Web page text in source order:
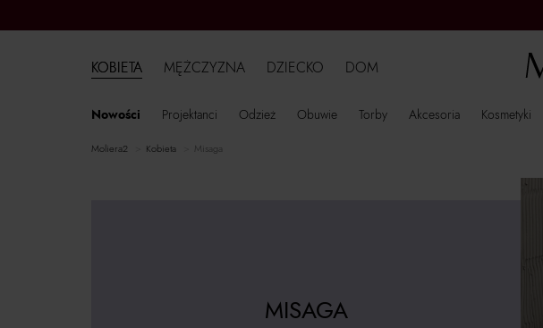
KOBIETA
Nowości Projektanci Odzież Obuwie Torby Akcesoria Kosmetyki
MĘŻCZYZNA DZIECKO DOM
moliera2 kobieta Misaga
MISAGA